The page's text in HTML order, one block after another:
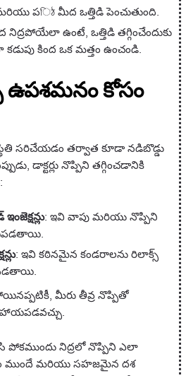
పিঠ మీద ఒత్తిడి పెంచుతుంది.
నిద్రపోయేలా ఉంటే, ఒత్తిడి తగ్గించేందుకు
కింద ఒక మత్తం ఉంచండి.
ఉపశమనం కోసం
సరిచేయడం తర్వాత కూడా నడిబొడ్డు
డాక్టర్లు నొప్పిని తగ్గించడానికి
: ఇవి వాపు మరియు నొప్పిని
: ఇవి కఠినమైన కండరాలను రిలాక్స్
మీరు తీవ్ర నొప్పితో
పోకముందు నిద్రలో నొప్పిని ఎలా
ముందే మరియు సహజమైన దశ